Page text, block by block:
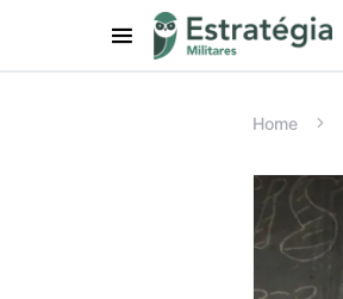
Procurar:
Home